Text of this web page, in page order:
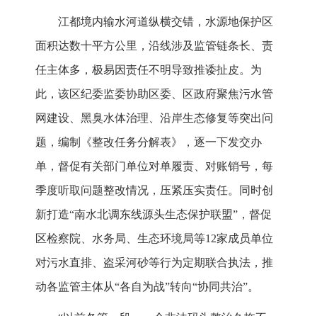
江都境内输水河道纵横交错，水源地保护区
面积达数十平方公里，沿线涉及监管链条长、责
任主体多，极易因责任不明导致推诿扯皮。为
此，该区纪委监委协助区委、区政府聚焦污水管
网建设、黑臭水体治理、沿岸生态修复等突出问
题，编制《整改任务分解表》，逐一下发交办
单，督促有关部门单位对单履责、对账销号，每
季度听取问题整改情况，压紧压实责任。同时创
新打造“南水北调东线源头生态保护联盟”，督促
区检察院、水务局、生态环境局等12家成员单位
对污水直排、盗采河砂等行为定期联合执法，推
动各监管主体从“各自为战”转向“协同共治”。